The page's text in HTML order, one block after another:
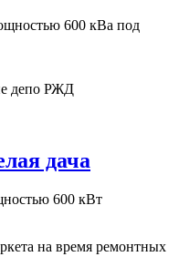
600 кВа под
депо РЖД
дача
600 кВт
на время ремонтных